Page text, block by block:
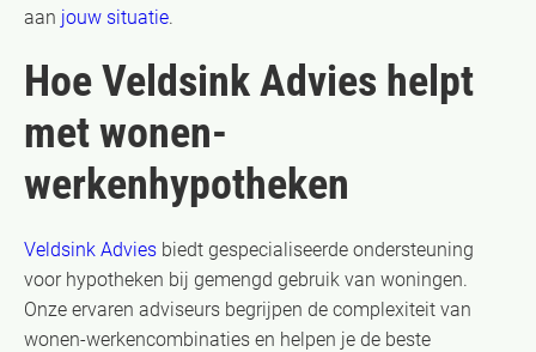
aan jouw situatie.
Hoe Veldsink Advies helpt
met wonen-
werkenhypotheken
Veldsink Advies biedt gespecialiseerde ondersteuning
voor hypotheken bij gemengd gebruik van woningen.
Onze ervaren adviseurs begrijpen de complexiteit van
wonen-werkencombinaties en helpen je de beste